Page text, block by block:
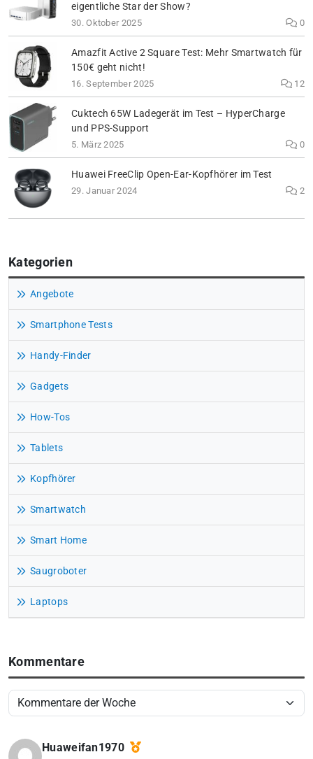
eigentliche Star der Show?
30. Oktober 2025 0
Amazfit Active 2 Square Test: Mehr Smartwatch für
150€ geht nicht!
16. September 2025 12
Cuktech 65W Ladegerät im Test – HyperCharge
und PPS-Support
5. März 2025 0
Huawei FreeClip Open-Ear-Kopfhörer im Test
29. Januar 2024 2
Kategorien
Angebote
Smartphone Tests
Handy-Finder
Gadgets
How-Tos
Tablets
Kopfhörer
Smartwatch
Smart Home
Saugroboter
Laptops
Kommentare
Huaweifan1970